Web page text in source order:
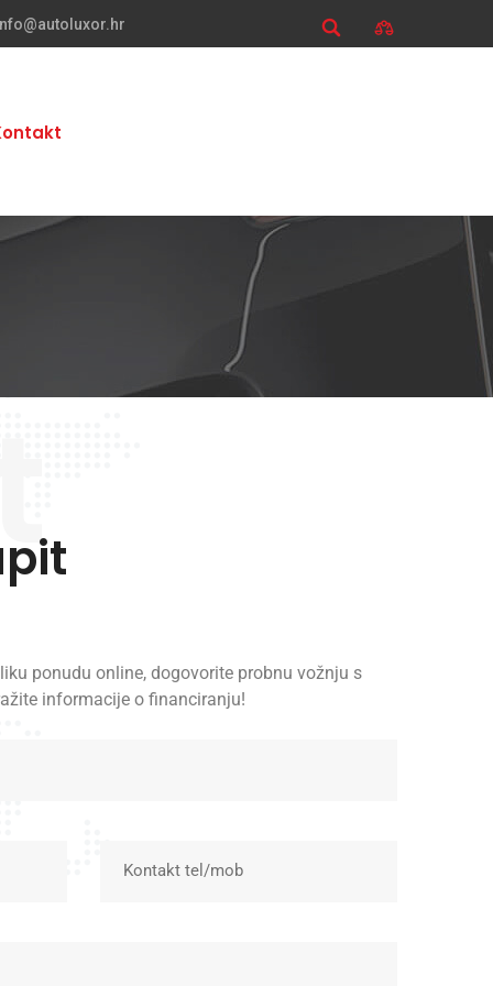
ponudu online, dogovorite probnu vožnju s
informacije o financiranju!